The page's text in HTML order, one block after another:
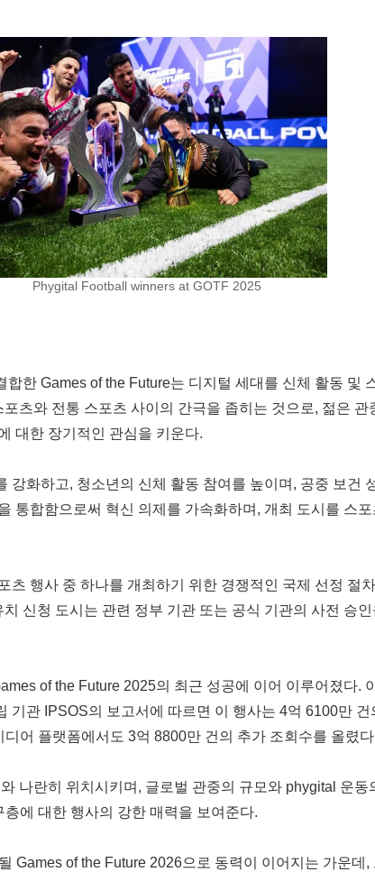
Phygital Football winners at GOTF 2025
한 Games of the Future는 디지털 세대를 신체 활동 및
츠와 전통 스포츠 사이의 간극을 좁히는 것으로, 젊은
대한 장기적인 관심을 키운다.
화하고, 청소년의 신체 활동 참여를 높이며, 공중 보건
통합함으로써 혁신 의제를 가속화하며, 개최 도시를 스
츠 행사 중 하나를 개최하기 위한 경쟁적인 국제 선정 절
신청 도시는 관련 정부 기관 또는 공식 기관의 사전 승
of the Future 2025의 최근 성공에 이어 이루어졌다.
기관 IPSOS의 보고서에 따르면 이 행사는 4억 6100만
어 플랫폼에서도 3억 8800만 건의 추가 조회수를 올렸
나란히 위치시키며, 글로벌 관중의 규모와 phygital 운동
에 대한 행사의 강한 매력을 보여준다.
Games of the Future 2026으로 동력이 이어지는 가운데